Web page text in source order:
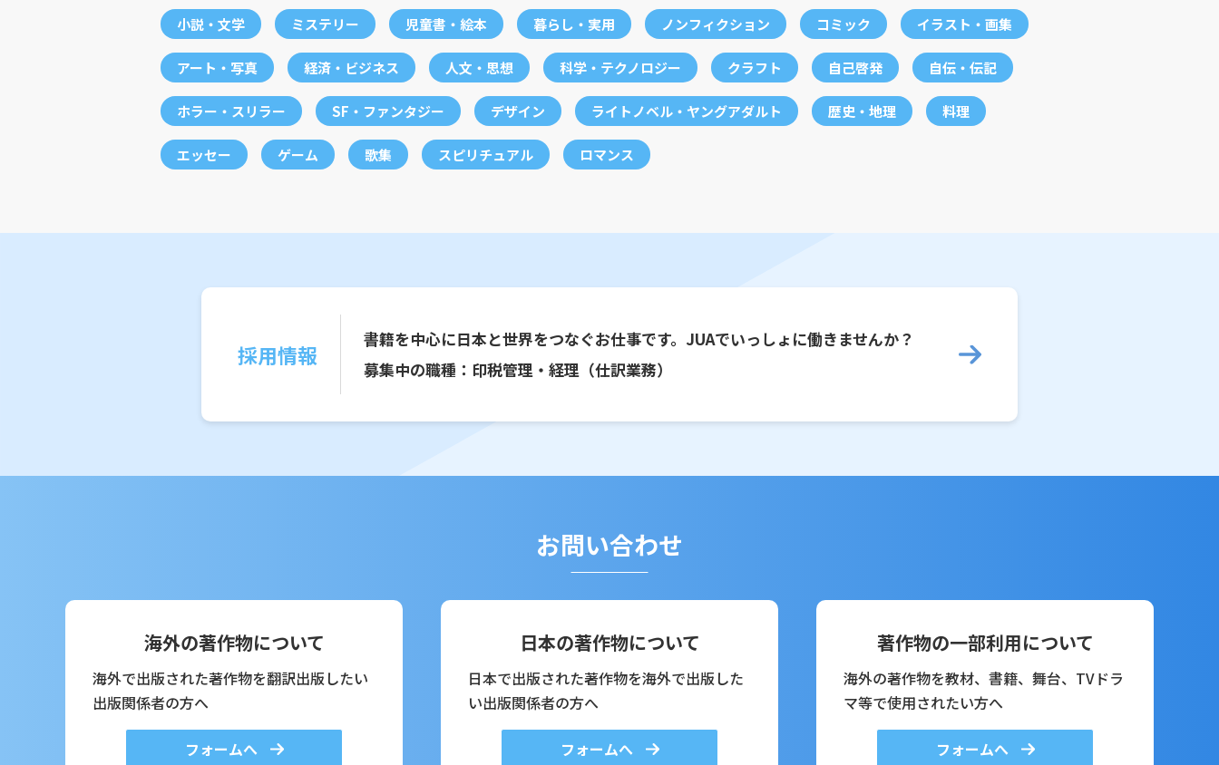
小説・文学 ミステリー 児童書・絵本 暮らし・実用 ノンフィクション コミック イラスト・画集
アート・写真 経済・ビジネス 人文・思想 科学・テクノロジー クラフト 自己啓発 自伝・伝記
ホラー・スリラー SF・ファンタジー デザイン ライトノベル・ヤングアダルト 歴史・地理 料理
エッセー ゲーム 歌集 スピリチュアル ロマンス
採用情報
書籍を中心に日本と世界をつなぐお仕事です。JUAでいっしょに働きませんか？
募集中の職種：印税管理・経理（仕訳業務）
お問い合わせ
海外の著作物について
海外で出版された著作物を翻訳出版したい
出版関係者の方へ
フォームへ
日本の著作物について
日本で出版された著作物を海外で出版した
い出版関係者の方へ
フォームへ
著作物の一部利用について
海外の著作物を教材、書籍、舞台、TVドラ
マ等で使用されたい方へ
フォームへ